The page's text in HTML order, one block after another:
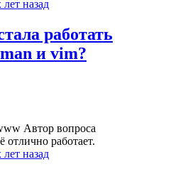
лет назад
работать
и vim?
Автор вопроса
отлично работает.
лет назад